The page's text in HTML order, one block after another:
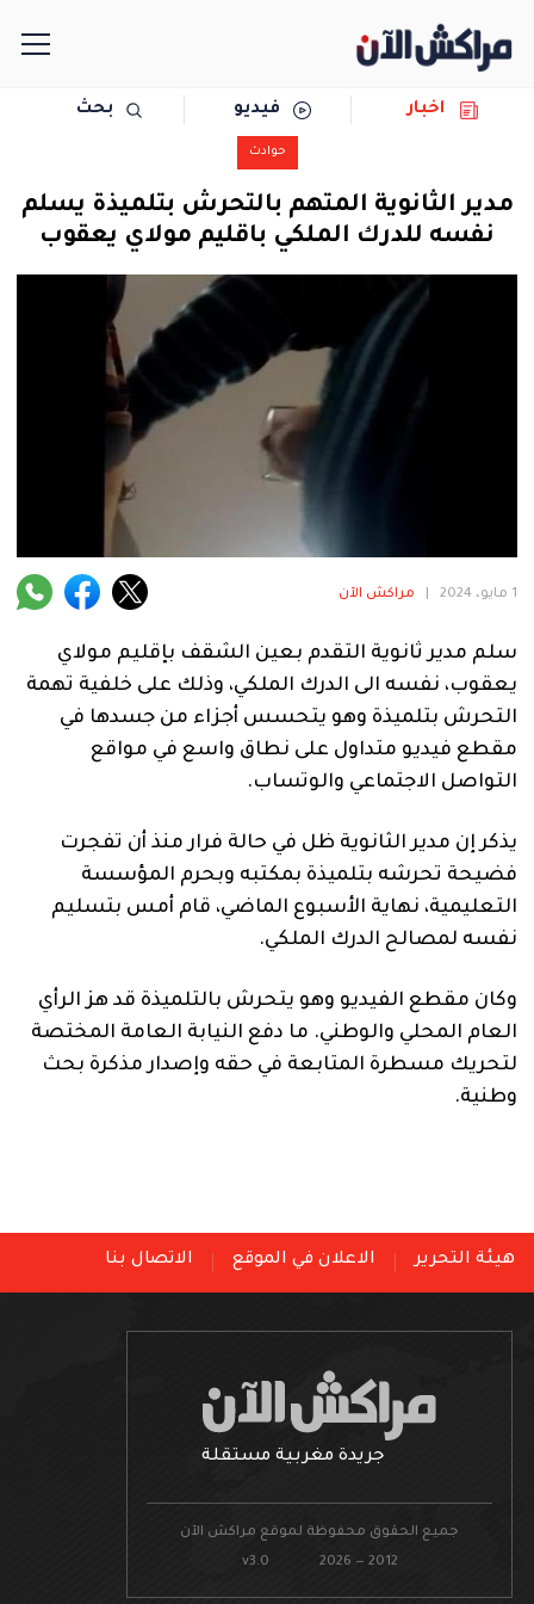
سياسة
منوعة
آراء
اخبار فيديو بحث
حوادث
مدير الثانوية المتهم بالتحرش بتلميذة يسلم
نفسه للدرك الملكي باقليم مولاي يعقوب
1 مايو، 2024 مراكش الآن
سلم مدير ثانوية التقدم بعين الشقف بإقليم مولاي
يعقوب، نفسه الى الدرك الملكي، وذلك على خلفية تهمة
التحرش بتلميذة وهو يتحسس أجزاء من جسدها في
مقطع فيديو متداول على نطاق واسع في مواقع
التواصل الاجتماعي والوتساب.
يذكر إن مدير الثانوية ظل في حالة فرار منذ أن تفجرت
فضيحة تحرشه بتلميذة بمكتبه وبحرم المؤسسة
التعليمية، نهاية الأسبوع الماضي، قام أمس بتسليم
نفسه لمصالح الدرك الملكي.
وكان مقطع الفيديو وهو يتحرش بالتلميذة قد هز الرأي
العام المحلي والوطني. ما دفع النيابة العامة المختصة
لتحريك مسطرة المتابعة في حقه وإصدار مذكرة بحث
وطنية.
هيئة التحرير الاعلان في الموقع الاتصال بنا
جريدة مغربية مستقلة
جميع الحقوق محفوظة لموقع مراكش الآن
v3.0 2026 — 2012